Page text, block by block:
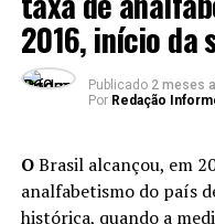
a creche”, diz a gerente
Fundação Maria Cecília
“Quando a gente olha
pobreza, o cenário é
Estados e
2016, início
Publicado 2 meses
Por Redação
OBrasil alcançou, em
analfabetismo do país
histórica, quando a